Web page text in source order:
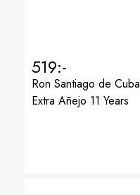
519:-
Ron Santiago de Cuba
Extra Añejo 11 Years